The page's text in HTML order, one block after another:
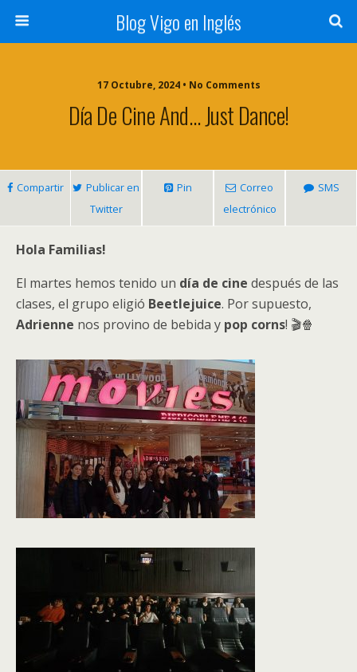
Blog Vigo en Inglés
17 Octubre, 2024 • No Comments
Día De Cine And… Just Dance!
Compartir
Publicar en
Twitter
Pin
Correo
electrónico
SMS
Hola Familias!
El martes hemos tenido un día de cine después de las
clases, el grupo eligió Beetlejuice. Por supuesto,
Adrienne nos provino de bebida y pop corns! 🎬🍿